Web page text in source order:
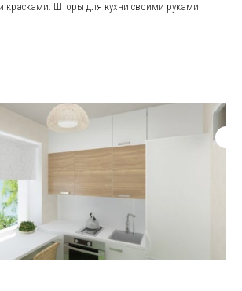
красками. Шторы для кухни своими руками